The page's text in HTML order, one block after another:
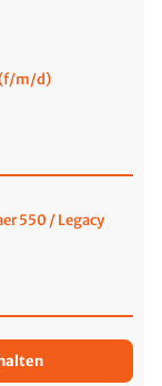
(f/m/d)
550 / Legacy